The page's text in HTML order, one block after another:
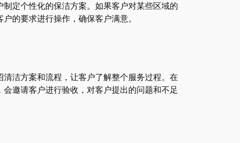
定个性化的保洁方案。如果客户对某些区域的
的要求进行操作，确保客户满意。
洁方案和流程，让客户了解整个服务过程。在
邀请客户进行验收，对客户提出的问题和不足